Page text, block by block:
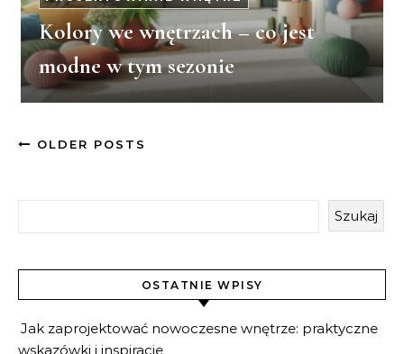
Kolory we wnętrzach – co jest
modne w tym sezonie
OLDER POSTS
Szukaj
OSTATNIE WPISY
Jak zaprojektować nowoczesne wnętrze: praktyczne
wskazówki i inspiracje